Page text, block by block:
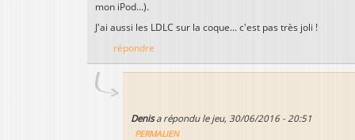
mon iPod...).
J'ai aussi les LDLC sur la coque... c'est pas très joli !
répondre
Denisa répondu le jeu, 30/06/2016 - 20:51
PERMALIEN